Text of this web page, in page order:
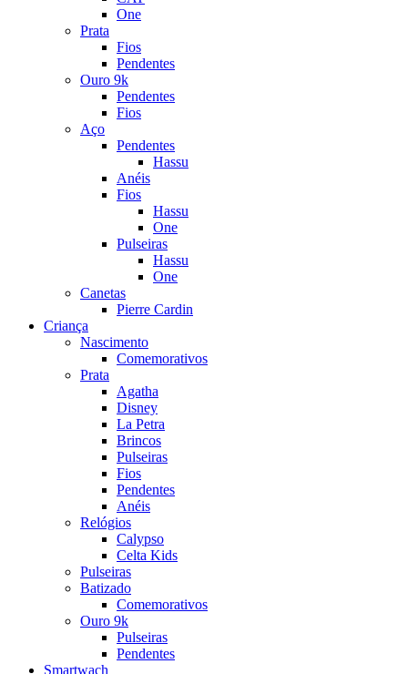
One
Prata
Fios
Pendentes
Ouro 9k
Pendentes
Fios
Aço
Pendentes
Hassu
Anéis
Fios
Hassu
One
Pulseiras
Hassu
One
Canetas
Pierre Cardin
Criança
Nascimento
Comemorativos
Prata
Agatha
Disney
La Petra
Brincos
Pulseiras
Fios
Pendentes
Anéis
Relógios
Calypso
Celta Kids
Pulseiras
Batizado
Comemorativos
Ouro 9k
Pulseiras
Pendentes
Smartwach